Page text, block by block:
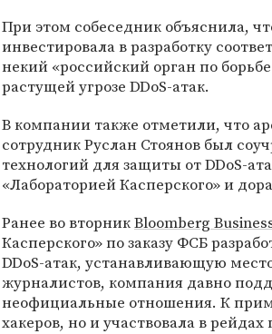
При этом собеседник объяснила,
инвестировала в разработку
некий «российский орган по
растущей угрозе DDoS-атак.
В компании также отметили, что
сотрудник Руслан Стоянов был
технологий для защиты от DDoS-
«Лабораторией Касперского» и
Ранее во вторникBloomberg
Касперского» по заказу ФСБ
DDoS-атак, устанавливающую
журналистов, компания давно
неофициальные отношения. К
хакеров, но и участвовала в рейдах